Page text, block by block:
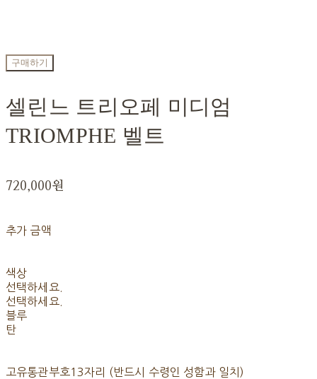
구매하기
셀린느 트리오페 미디엄
TRIOMPHE 벨트
720,000원
추가 금액
색상
선택하세요.
선택하세요.
블루
탄
고유통관부호13자리 (반드시 수령인 성함과 일치)